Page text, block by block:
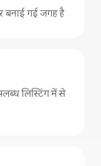
बनाई गई जगह है
लिस्टिंग में से